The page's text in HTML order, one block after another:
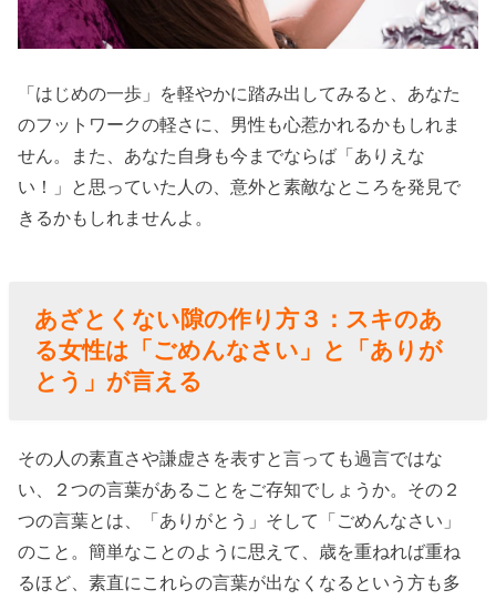
「はじめの一歩」を軽やかに踏み出してみると、あなた
のフットワークの軽さに、男性も心惹かれるかもしれま
せん。また、あなた自身も今までならば「ありえな
い！」と思っていた人の、意外と素敵なところを発見で
きるかもしれませんよ。
あざとくない隙の作り方３： スキのあ
る女性は 「ごめんなさい」と「ありが
とう」が言える
その人の素直さや謙虚さを表すと言っても過言ではな
い、２つの言葉があることをご存知でしょうか。その２
つの言葉とは、「ありがとう」そして「ごめんなさい」
のこと。簡単なことのように思えて、歳を重ねれば重ね
るほど、素直にこれらの言葉が出なくなるという方も多